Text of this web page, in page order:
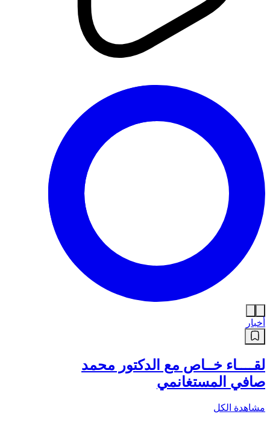
أخبار
لقــــاء خــاص مع الدكتور محمد
صافي المستغانمي
مشاهدة الكل